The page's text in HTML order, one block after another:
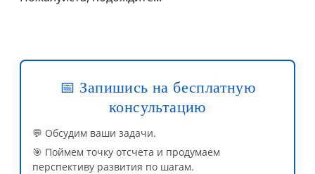
📅 Запишись на бесплатную
консультацию
💬 Обсудим ваши задачи.
🎯 Поймем точку отсчета и продумаем
перспективу развития по шагам.